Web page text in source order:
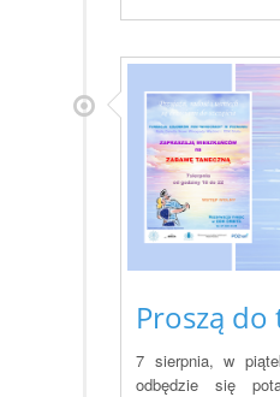
Proszą do
7 sierpnia, w
odbędzie się